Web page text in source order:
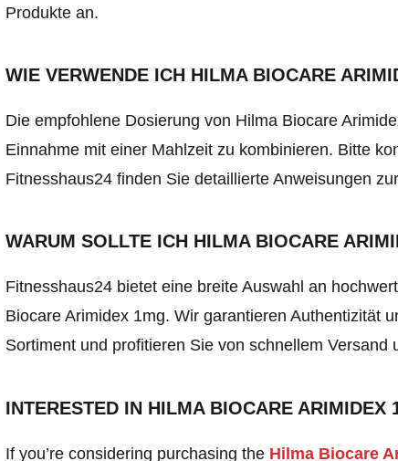
Produkte an.
WIE VERWENDE ICH HILMA BIOCARE
Die empfohlene Dosierung von Hilma Biocare
Einnahme mit einer Mahlzeit zu kombinieren. Bitte
Fitnesshaus24 finden Sie detaillierte Anweisungen
WARUM SOLLTE ICH HILMA BIOCARE
Fitnesshaus24 bietet eine breite Auswahl an
Biocare Arimidex 1mg. Wir garantieren Authentizität
Sortiment und profitieren Sie von schnellem Versand
INTERESTED IN HILMA BIOCARE ARIMIDEX
If you’re considering purchasing the Hilma Biocare